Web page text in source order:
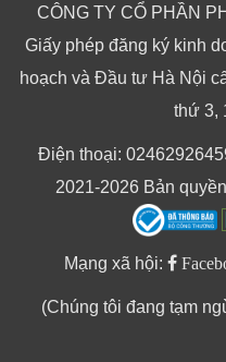
CÔNG TY CỔ PHẦN
Giấy phép đăng ký kinh
hoạch và Đầu tư Hà Nội
thứ 3,
Điện thoại:
2021-2026 Bản
Mạng xã hội:
(Chúng tôi đang tạm